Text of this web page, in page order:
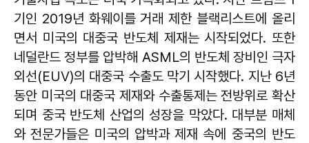
기인 2019년 화웨이를 거래 제한 블랙리스트에 올리
면서 미국의 대중국 반도체 제재는 시작되었다. 또한
네덜란드 정부를 압박해 ASML의 반도체 장비인 극자
외선(EUV)의 대중국 수출도 막기 시작했다. 지난 6년
동안 미국의 대중국 제재와 수출통제는 전방위로 확산
되며 중국 반도체 산업의 성장을 막았다. 대부분 매체
와 전문가들은 미국의 압박과 제재 속에 중국의 반도